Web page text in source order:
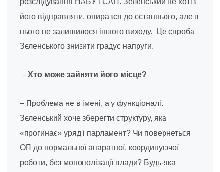
його відправляти, опирався до останнього, але в
нього не залишилося іншого виходу. Це спроба
Зеленського знизити градус напруги.
– Хто може зайняти його місце?
– Проблема не в імені, а у функціоналі.
Зеленський хоче зберегти структуру, яка
«прогинає» уряд і парламент? Чи повернеться
ОП до нормальної апаратної, координуючої
роботи, без монополізації влади? Будь-яка